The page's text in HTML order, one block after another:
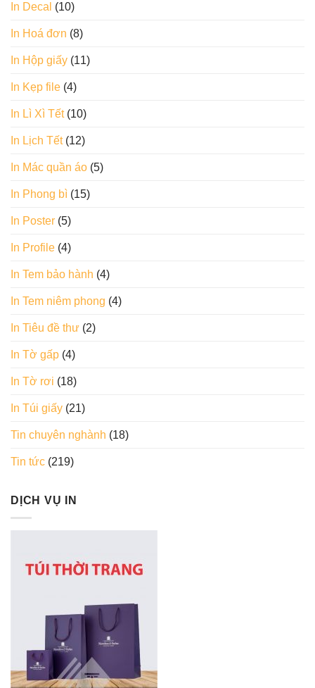
In Decal (10)
In Hoá đơn (8)
In Hộp giấy (11)
In Kẹp file (4)
In Lì Xì Tết(10)
In Lịch Tết(12)
In Mác quần áo (5)
In Phong bì (15)
In Poster (5)
In Profile (4)
In Tem bảo hành (4)
In Tem niêm phong (4)
In Tiêu đề thư (2)
In Tờ gấp (4)
In Tờ rơi (18)
In Túi giấy (21)
Tin chuyên nghành (18)
Tin tức (219)
DỊCH VỤ IN